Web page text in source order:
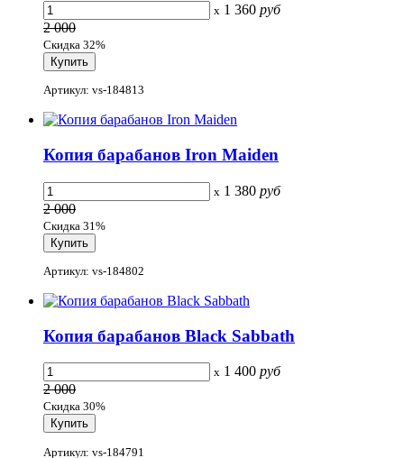
x 1 360 руб
2 000
Скидка 32%
Артикул: vs-184813
Копия барабанов Iron Maiden
x 1 380 руб
2 000
Скидка 31%
Артикул: vs-184802
Копия барабанов Black Sabbath
x 1 400 руб
2 000
Скидка 30%
Артикул: vs-184791